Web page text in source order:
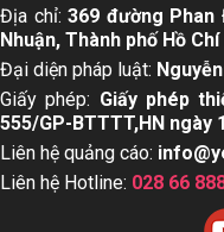
Địa chỉ:369 đường Phan
Nhuận, Thành phố Hồ
Đại diện pháp luật:
Giấy phép: Giấy phép
555/GP-BTTTT,HN ngày
Liên hệ quảng cáo:
Liên hệ Hotline: 028 66